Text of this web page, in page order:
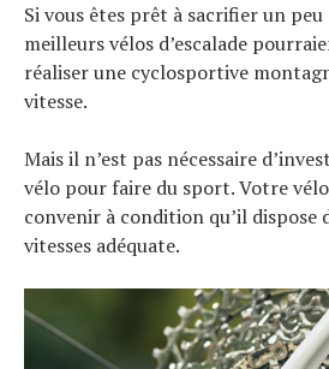
Si vous êtes prêt à sacrifier un
meilleurs vélos d’escalade
réaliser une cyclosportive
vitesse.
Mais il n’est pas nécessaire
vélo pour faire du sport. Votre
convenir à condition qu’il dispose
vitesses adéquate.